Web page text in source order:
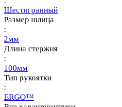
Шестигранный
Размер шлица
:
2мм
Длина стержня
:
100мм
Тип рукоятки
:
ERGO™